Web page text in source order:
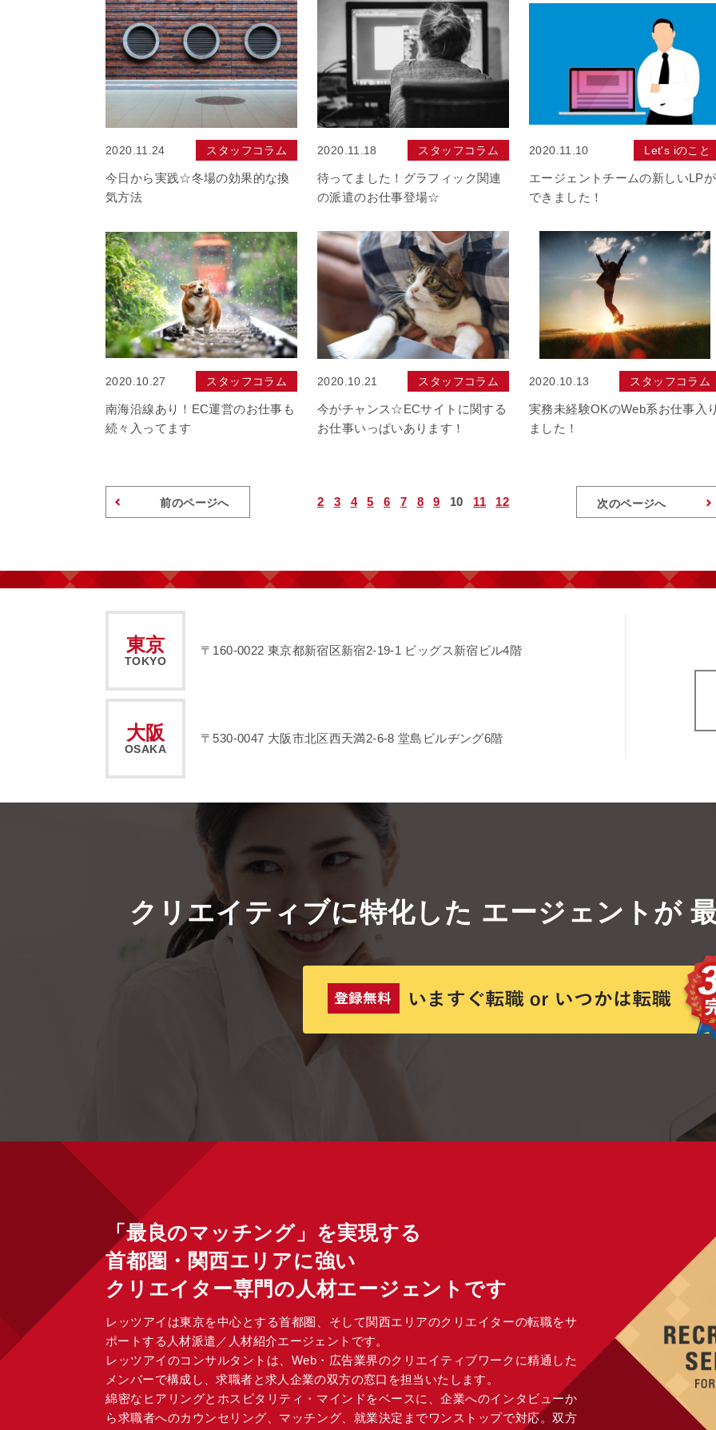
2020.11.24 スタッフコラム
今日から実践☆冬場の効果的な換
気方法
2020.11.18 スタッフコラム
待ってました！グラフィック関連
の派遣のお仕事登場☆
2020.11.10 Let's iのこと
エージェントチームの新しいLPが
できました！
2020.10.27 スタッフコラム
南海沿線あり！EC運営のお仕事も
続々入ってます
2020.10.21 スタッフコラム
今がチャンス☆ECサイトに関する
お仕事いっぱいあります！
2020.10.13 スタッフコラム
実務未経験OKのWeb系お仕事入
ました！
前のページへ 2 3 4 5 6 7 8 9 10 11 12 次のページへ
東京
TOKYO
〒160-0022 東京都新宿区新宿2-19-1 ビッグス新宿ビル4階
大阪
OSAKA
〒530-0047 大阪市北区西天満2-6-8 堂島ビルヂング6階
クリエイティブに特化した エージェントが
「最良のマッチング」を実現する
首都圏・関西エリアに強い
クリエイター専門の人材エージェントです
レッツアイは東京を中心とする首都圏、そして関西エリアのクリエイターの転職をサ
ポートする人材派遣／人材紹介エージェントです。
レッツアイのコンサルタントは、Web・広告業界のクリエイティブワークに精通した
メンバーで構成し、求職者と求人企業の双方の窓口を担当いたします。
綿密なヒアリングとホスピタリティ・マインドをベースに、企業へのインタビューか
ら求職者へのカウンセリング、マッチング、就業決定までワンストップで対応。双方